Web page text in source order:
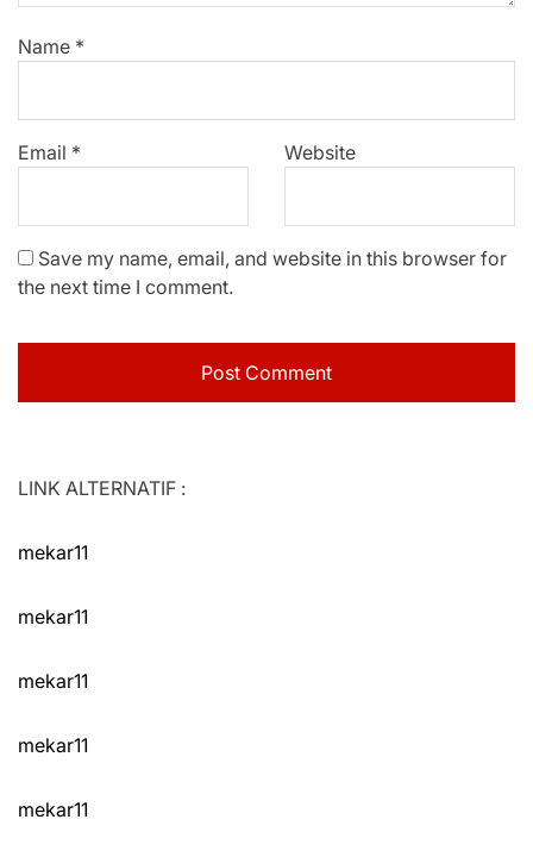
Name *
Email * Website
Save my name, email, and website in this browser for
the next time I comment.
LINK ALTERNATIF :
mekar11
mekar11
mekar11
mekar11
mekar11